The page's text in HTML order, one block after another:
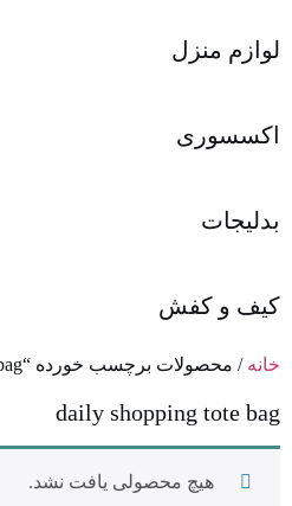
لوازم منزل
اکسسوری
بدلیجات
کیف و کفش
خانه / محصولات برچسب خورده “daily shopping tote bag”
daily shopping tote bag
هیچ محصولی یافت نشد.